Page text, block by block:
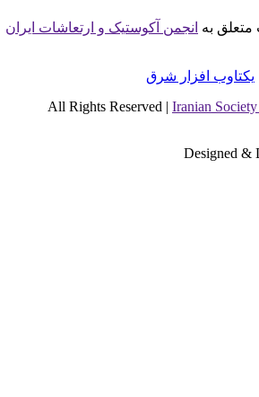
انجمن آکوستیک و ارتعاشات ایران
شرق